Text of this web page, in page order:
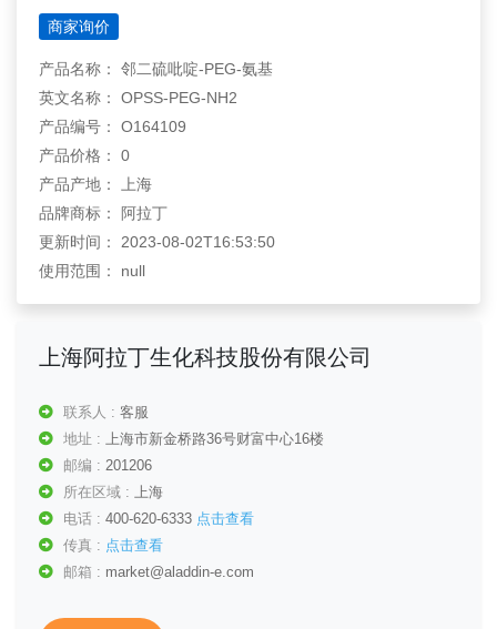
商家询价
产品名称： 邻二硫吡啶-PEG-氨基
英文名称： OPSS-PEG-NH2
产品编号： O164109
产品价格： 0
产品产地： 上海
品牌商标： 阿拉丁
更新时间： 2023-08-02T16:53:50
使用范围： null
上海阿拉丁生化科技股份有限公司
联系人 : 客服
地址 : 上海市新金桥路36号财富中心16楼
邮编 : 201206
所在区域 : 上海
电话 : 400-620-6333 点击查看
传真 : 点击查看
邮箱 : market@aladdin-e.com